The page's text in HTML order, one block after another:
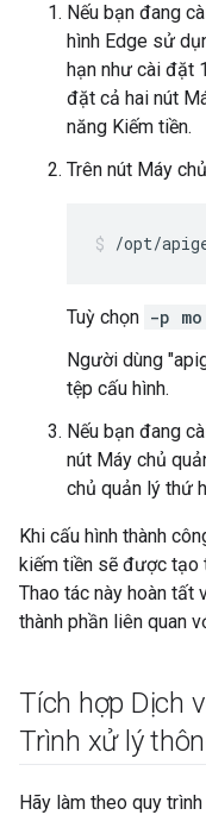
Nếu bạn đang
hình Edge sử
hạn như cài đặt
đặt cả hai nút
năng Kiếm tiền.
Trên nút Máy
/opt/
Tuỳ chọn -p mo
Người dùng
tệp cấu hình.
Nếu bạn đang
nút Máy chủ
chủ quản lý thứ
Khi cấu hình thành
kiếm tiền sẽ được tạo
Thao tác này hoàn tất
thành phần liên quan
Tích hợp Dịch
Trình xử lý
Hãy làm theo quy